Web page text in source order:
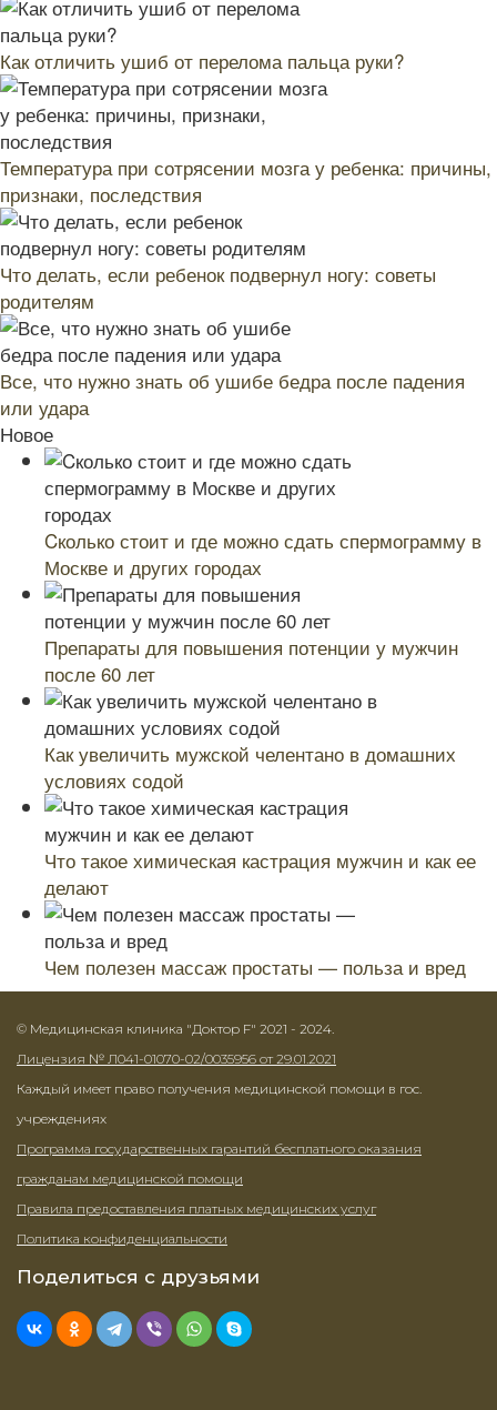
Как отличить ушиб от перелома пальца руки?
Температура при сотрясении мозга у ребенка: причины,
признаки, последствия
Что делать, если ребенок подвернул ногу: советы
родителям
Все, что нужно знать об ушибе бедра после падения
или удара
Новое
Cколько стоит и где можно сдать спермограмму в
Москве и других городах
Препараты для повышения потенции у мужчин
после 60 лет
Как увеличить мужской челентано в домашних
условиях содой
Что такое химическая кастрация мужчин и как ее
делают
Чем полезен массаж простаты — польза и вред
© Медицинская клиника "Доктор F" 2021 - 2024.
Лицензия № Л041-01070-02/0035956 от 29.01.2021
Каждый имеет право получения медицинской помощи в гос.
учреждениях
Программа государственных гарантий бесплатного оказания
гражданам медицинской помощи
Правила предоставления платных медицинских услуг
Политика конфиденциальности
Поделиться с друзьями